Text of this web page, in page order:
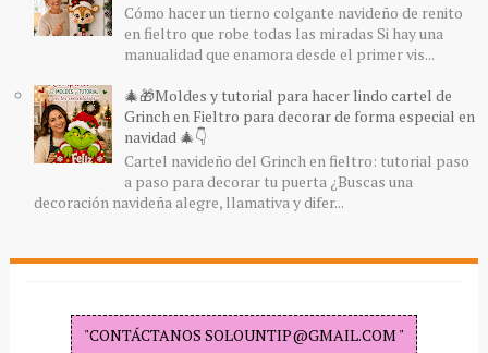
Cómo hacer un tierno colgante navideño de renito
en fieltro que robe todas las miradas Si hay una
manualidad que enamora desde el primer vis...
🎄🎁Moldes y tutorial para hacer lindo cartel de
Grinch en Fieltro para decorar de forma especial en
navidad 🎄👇
Cartel navideño del Grinch en fieltro: tutorial paso
a paso para decorar tu puerta ¿Buscas una
decoración navideña alegre, llamativa y difer...
"CONTÁCTANOS SOLOUNTIP@GMAIL.COM "